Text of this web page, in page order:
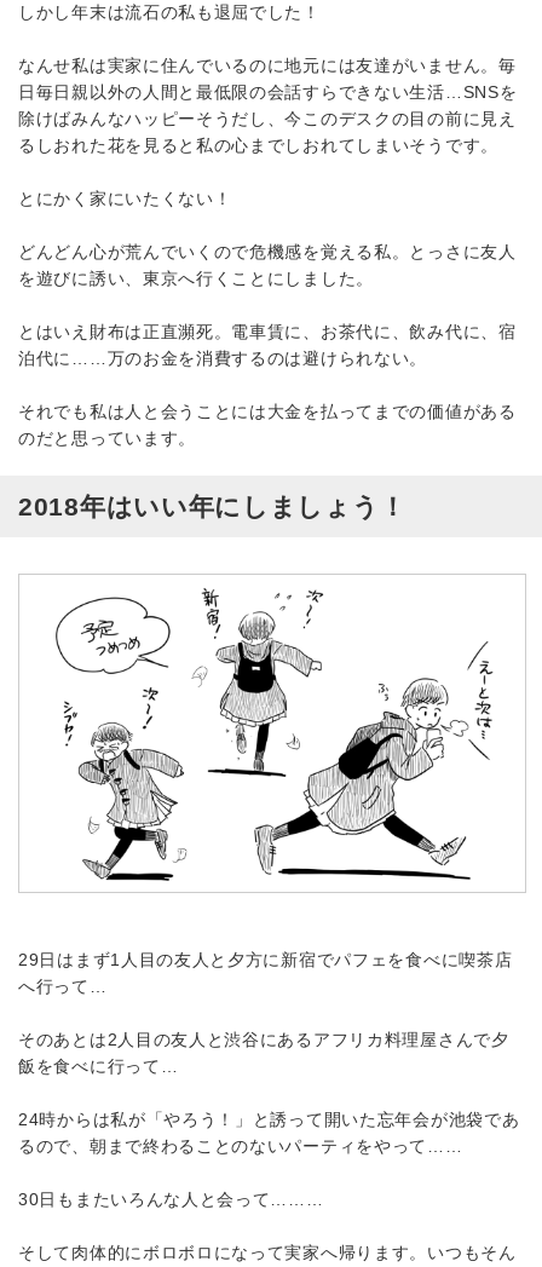
しかし年末は流石の私も退屈でした！
なんせ私は実家に住んでいるのに地元には友達がいません。毎
日毎日親以外の人間と最低限の会話すらできない生活…SNSを
除けばみんなハッピーそうだし、今このデスクの目の前に見え
るしおれた花を見ると私の心までしおれてしまいそうです。
とにかく家にいたくない！
どんどん心が荒んでいくので危機感を覚える私。とっさに友人
を遊びに誘い、東京へ行くことにしました。
とはいえ財布は正直瀕死。電車賃に、お茶代に、飲み代に、宿
泊代に……万のお金を消費するのは避けられない。
それでも私は人と会うことには大金を払ってまでの価値がある
のだと思っています。
2018年はいい年にしましょう！
29日はまず1人目の友人と夕方に新宿でパフェを食べに喫茶店
へ行って…
そのあとは2人目の友人と渋谷にあるアフリカ料理屋さんで夕
飯を食べに行って…
24時からは私が「やろう！」と誘って開いた忘年会が池袋であ
るので、朝まで終わることのないパーティをやって……
30日もまたいろんな人と会って………
そして肉体的にボロボロになって実家へ帰ります。いつもそん